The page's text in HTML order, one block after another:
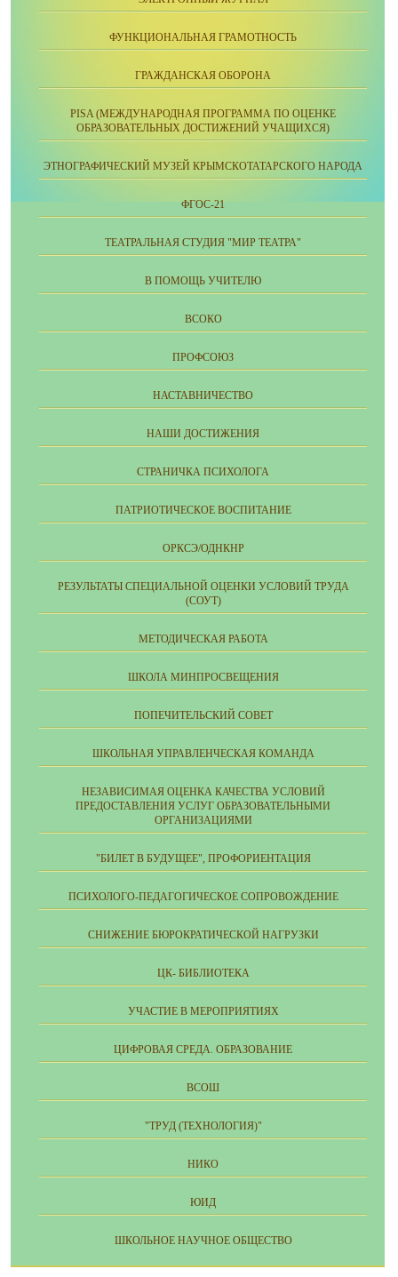
ФУНКЦИОНАЛЬНАЯ ГРАМОТНОСТЬ
ГРАЖДАНСКАЯ ОБОРОНА
PISA (МЕЖДУНАРОДНАЯ ПРОГРАММА ПО ОЦЕНКЕ
ОБРАЗОВАТЕЛЬНЫХ ДОСТИЖЕНИЙ УЧАЩИХСЯ)
ЭТНОГРАФИЧЕСКИЙ МУЗЕЙ КРЫМСКОТАТАРСКОГО НАРОДА
ФГОС-21
ТЕАТРАЛЬНАЯ СТУДИЯ "МИР ТЕАТРА"
В ПОМОЩЬ УЧИТЕЛЮ
ВСОКО
ПРОФСОЮЗ
НАСТАВНИЧЕСТВО
НАШИ ДОСТИЖЕНИЯ
СТРАНИЧКА ПСИХОЛОГА
ПАТРИОТИЧЕСКОЕ ВОСПИТАНИЕ
ОРКСЭ/ОДНКНР
РЕЗУЛЬТАТЫ СПЕЦИАЛЬНОЙ ОЦЕНКИ УСЛОВИЙ ТРУДА
(СОУТ)
МЕТОДИЧЕСКАЯ РАБОТА
ШКОЛА МИНПРОСВЕЩЕНИЯ
ПОПЕЧИТЕЛЬСКИЙ СОВЕТ
ШКОЛЬНАЯ УПРАВЛЕНЧЕСКАЯ КОМАНДА
НЕЗАВИСИМАЯ ОЦЕНКА КАЧЕСТВА УСЛОВИЙ
ПРЕДОСТАВЛЕНИЯ УСЛУГ ОБРАЗОВАТЕЛЬНЫМИ
ОРГАНИЗАЦИЯМИ
"БИЛЕТ В БУДУЩЕЕ", ПРОФОРИЕНТАЦИЯ
ПСИХОЛОГО-ПЕДАГОГИЧЕСКОЕ СОПРОВОЖДЕНИЕ
СНИЖЕНИЕ БЮРОКРАТИЧЕСКОЙ НАГРУЗКИ
ЦК- БИБЛИОТЕКА
УЧАСТИЕ В МЕРОПРИЯТИЯХ
ЦИФРОВАЯ СРЕДА. ОБРАЗОВАНИЕ
ВСОШ
"ТРУД (ТЕХНОЛОГИЯ)"
НИКО
ЮИД
ШКОЛЬНОЕ НАУЧНОЕ ОБЩЕСТВО